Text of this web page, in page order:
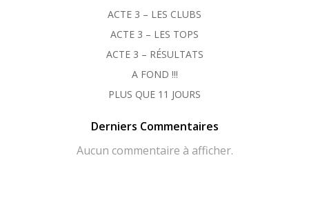
ACTE 3 – LES CLUBS
ACTE 3 – LES TOPS
ACTE 3 – RÉSULTATS
A FOND !!!
PLUS QUE 11 JOURS
Derniers Commentaires
Aucun commentaire à afficher.